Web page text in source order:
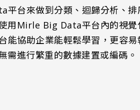
平台來做到分類、迴歸分析、
用Mirle Big Data平台內的視覺
協助企業能輕鬆學習，更容
需進行繁重的數據建置或編碼。